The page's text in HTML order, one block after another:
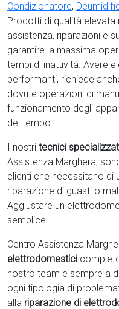
Condizionatore,
Prodotti di qualità elevata
assistenza, riparazioni e
garantire la massima
tempi di inattività. Avere
performanti, richiede
dovute operazioni di
funzionamento degli
del tempo.
I nostri tecnici
Assistenza Marghera,
clienti che necessitano di
riparazione di guasti o
Aggiustare un
semplice!
Centro Assistenza
elettrodomestici
nostro team è sempre a
ogni tipologia di
alla riparazione di